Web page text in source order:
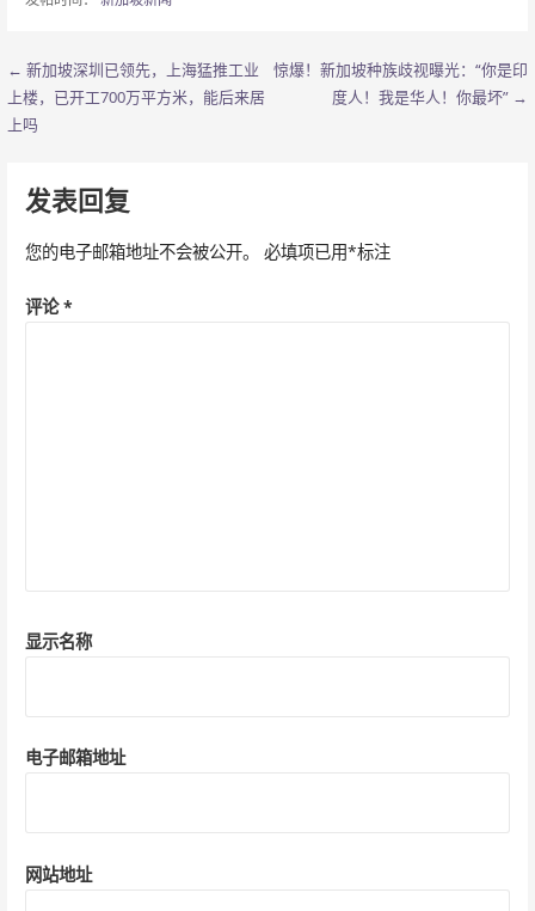
文
章
航
← 新加坡深圳已领先，上海猛推工业
上楼，已开工700万平方米，能后来居
上吗
惊爆！新加坡种族歧视曝光：“你是印
度人！我是华人！你最坏” →
发表回复
您的电子邮箱地址不会被公开。 必填项已用*标注
评论*
显示名称
电子邮箱地址
网站地址